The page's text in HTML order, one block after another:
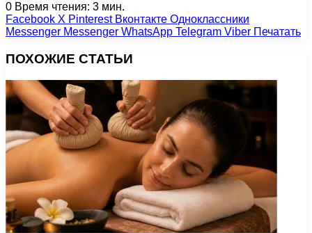
0 Время чтения: 3 мин.
Facebook X Pinterest Вконтакте Одноклассники
Messenger Messenger WhatsApp Telegram Viber Печатать
ПОХОЖИЕ СТАТЬИ